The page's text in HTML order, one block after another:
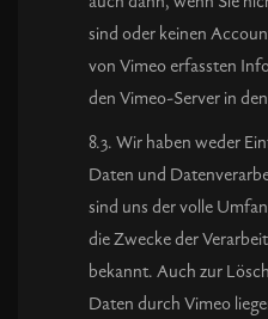
sind oder keinen
von Vimeo erfassten
den Vimeo-Server in
8.3. Wir haben weder
Daten und
sind uns der volle
die Zwecke der
bekannt. Auch zur
Daten durch Vimeo